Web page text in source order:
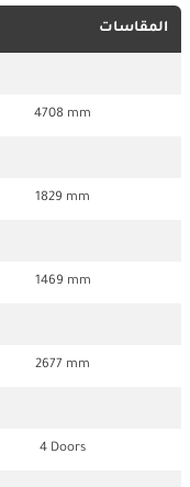
المقاسات
4708 mm
1829 mm
1469 mm
2677 mm
4 Doors